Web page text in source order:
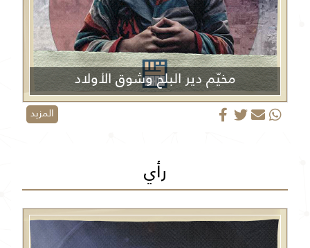
مخيّم دير البلح وشوق الأولاد
المزيد
رأي